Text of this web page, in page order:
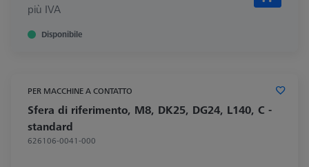
più IVA
Disponibile
PER MACCHINE A CONTATTO
Sfera di riferimento, M8, DK25, DG24, L140, C -
standard
626106-0041-000